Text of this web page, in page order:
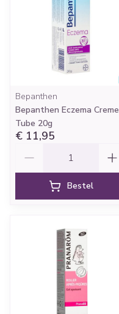
Bepanthen
Bepanthen Eczema Creme
Tube 20g
€ 11,95
Bestel